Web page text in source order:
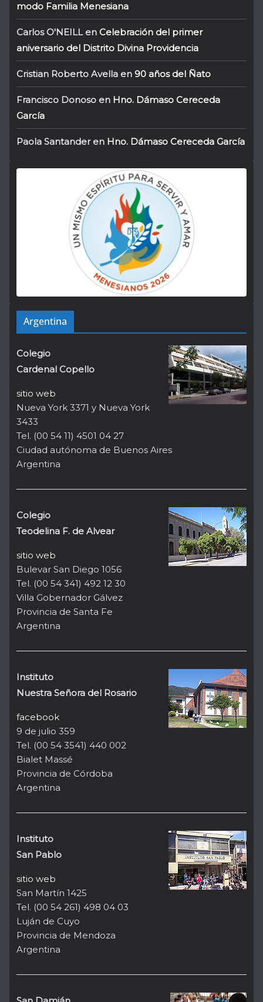
modo Familia Menesiana
Carlos O'NEILLen Celebración del primer
aniversario del Distrito Divina Providencia
Cristian Roberto Avella en 90 años del Ñato
Francisco Donoso en Hno. Dámaso Cereceda
García
Paola Santanderen Hno. Dámaso Cereceda García
Argentina
Colegio
Cardenal Copello
sitio web
Nueva York 3371 y Nueva York
3433
Tel. (00 54 11) 4501 04 27
Ciudad autónoma de Buenos Aires
Argentina
Colegio
Teodelina F. de Alvear
sitio web
Bulevar San Diego 1056
Tel. (00 54 341) 492 12 30
Villa Gobernador Gálvez
Provincia de Santa Fe
Argentina
Instituto
Nuestra Señora del Rosario
facebook
9 de julio 359
Tel. (00 54 3541) 440 002
Bialet Massé
Provincia de Córdoba
Argentina
Instituto
San Pablo
sitio web
San Martín 1425
Tel. (00 54 261) 498 04 03
Luján de Cuyo
Provincia de Mendoza
Argentina